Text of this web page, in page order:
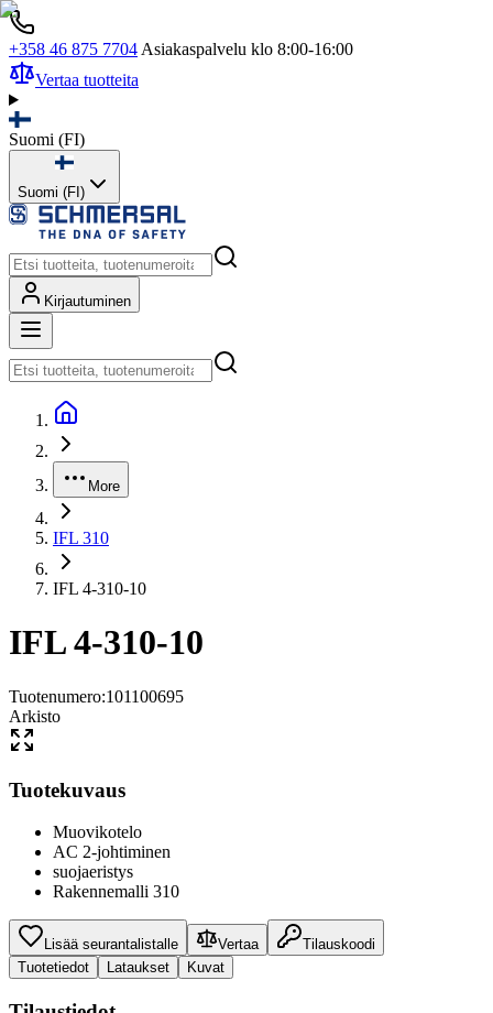
+358 46 875 7704 Asiakaspalvelu klo 8:00-16:00
Vertaa tuotteita
Suomi (FI)
Suomi (FI)
Kirjautuminen
More
IFL 310
IFL 4-310-10
IFL 4-310-10
Tuotenumero:101100695
Arkisto
Tuotekuvaus
Muovikotelo
AC 2-johtiminen
suojaeristys
Rakennemalli 310
Lisää seurantalistalle Vertaa
Tilauskoodi
Tuotetiedot
Lataukset Kuvat